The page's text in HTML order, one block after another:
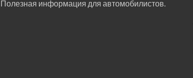
Полезная информация для автомобилистов.